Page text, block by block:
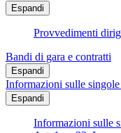
Espandi
Provvedimenti
Bandi di gara e contratti
Espandi
Informazioni sulle
Espandi
Informazioni sulle